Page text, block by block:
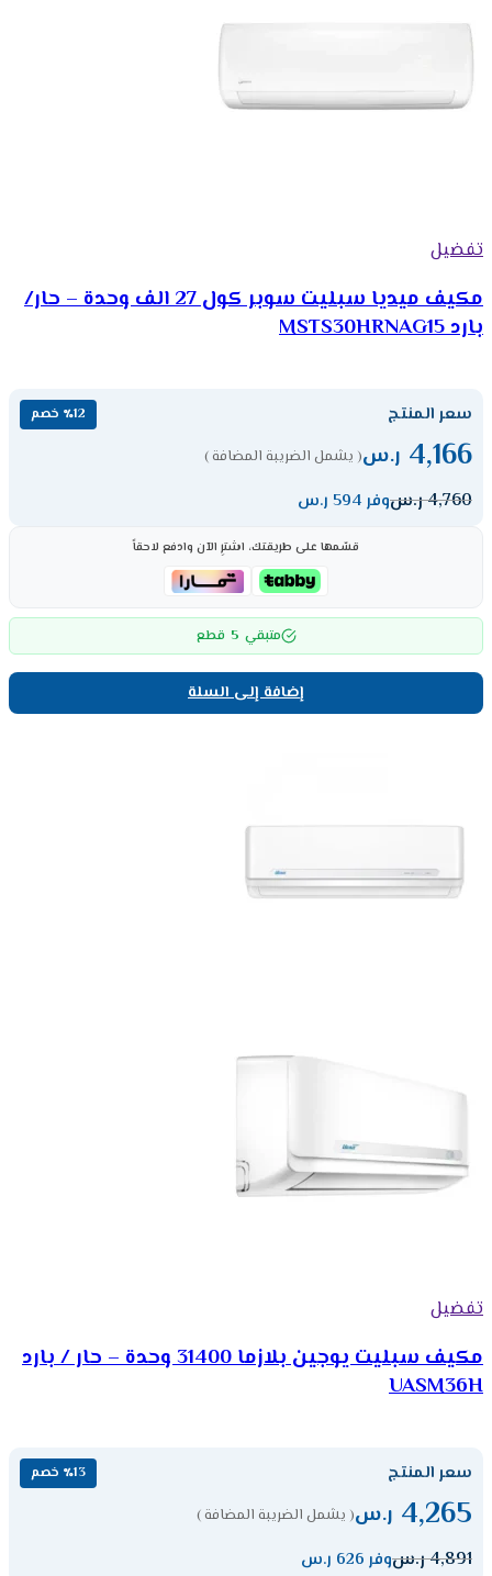
تفضيل
مكيف ميديا سبليت سوبر كول 27 الف وحدة – حار/
بارد MSTS30HRNAG15
سعر المنتج ٪12 خصم
4,166 ر.س( يشمل الضريبة المضافة )
4,760ر.سوفر 594 ر.س
قسّمها على طريقتك، اشترِ الآن وادفع لاحقاً
متبقي 5 قطع
إضافة إلى السلة
تفضيل
مكيف سبليت يوجين بلازما 31400 وحدة – حار / بارد
UASM36H
سعر المنتج ٪13 خصم
4,265 ر.س( يشمل الضريبة المضافة )
4,891ر.سوفر 626 ر.س